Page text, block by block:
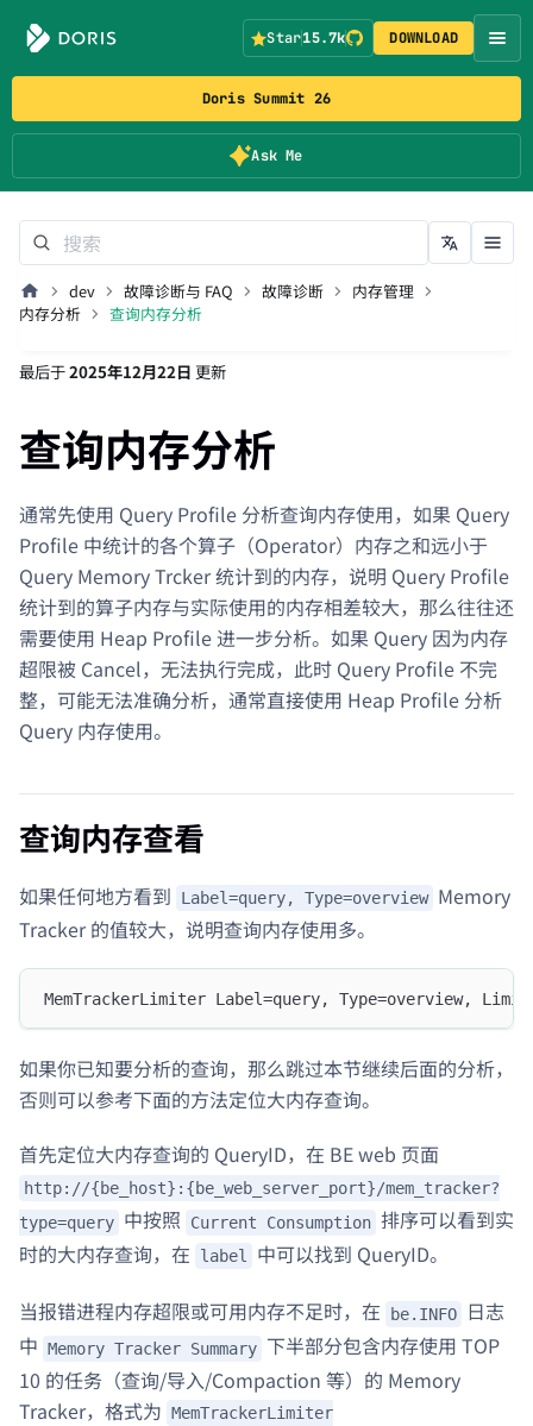
Doris Summit 26
Ask Me
Star15.7k DOWNLOAD
dev 故障诊断与 FAQ 故障诊断
内存管理
内存分析
查询内存分析
最后于2025年12月22日 更新
查询内存分析
通常先使用 Query Profile 分析查询内存使用，如果 Query
Profile 中统计的各个算子（Operator）内存之和远小于
Query Memory Trcker 统计到的内存，说明 Query Profile
统计到的算子内存与实际使用的内存相差较大，那么往往还
需要使用 Heap Profile 进一步分析。如果 Query 因为内存
超限被 Cancel，无法执行完成，此时 Query Profile 不完
整，可能无法准确分析，通常直接使用 Heap Profile 分析
Query 内存使用。
查询内存查看
如果任何地方看到 Label=query, Type=overview Memory
Tracker 的值较大，说明查询内存使用多。
MemTrackerLimiter Label=query, Type=overview,
如果你已知要分析的查询，那么跳过本节继续后面的分析，
否则可以参考下面的方法定位大内存查询。
首先定位大内存查询的 QueryID，在 BE web 页面
http://{be_host}:{be_web_server_port}/mem_tracker?
type=query 中按照 Current Consumption 排序可以看到实
时的大内存查询，在
label 中可以找到 QueryID。
当报错进程内存超限或可用内存不足时，在 be.INFO
日志
中 Memory Tracker Summary 下半部分包含内存使用 TOP
10 的任务（查询/导入/Compaction 等）的 Memory
Tracker，格式为 MemTrackerLimiter